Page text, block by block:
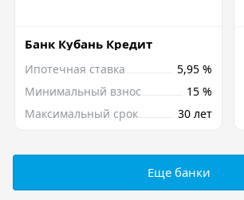
Банк Кубань Кредит
Ипотечная ставка
5,95 %
Минимальный взнос
15 %
Максимальный срок
30 лет
Еще банки